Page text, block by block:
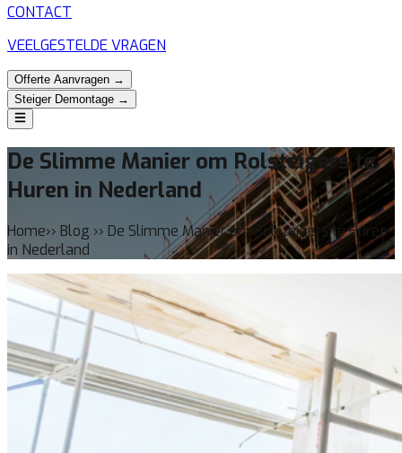
CONTACT
VEELGESTELDE VRAGEN
Offerte Aanvragen →
Steiger Demontage →
De Slimme Manier om Rolsteigers te
Huren in Nederland
Home›› Blog ›› De Slimme Manier om Rolsteigers te Huren
in Nederland